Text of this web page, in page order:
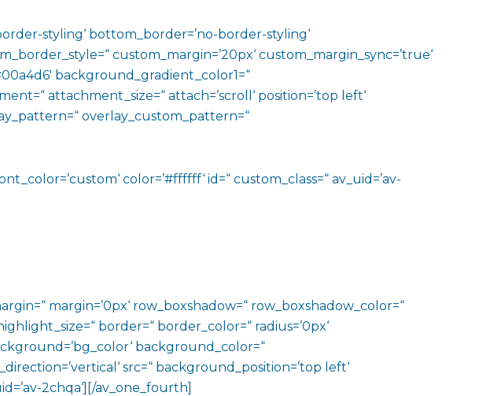
styling‘ bottom_border=’no-border-styling‘
custom_margin=’20px‘ custom_margin_sync=’true‘
background_gradient_color1=“
attachment_size=“ attach=’scroll‘ position=’top left‘
overlay_custom_pattern=“
color=’#ffffff‘ id=“ custom_class=“ av_uid=’av-
margin=’0px‘ row_boxshadow=“ row_boxshadow_color=“
border=“ border_color=“ radius=’0px‘
background_color=“
src=“ background_position=’top left‘
2chqa‘][/av_one_fourth]